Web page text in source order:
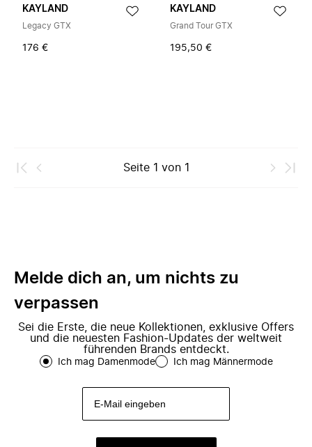
KAYLAND
Legacy GTX
176 €
KAYLAND
Grand Tour GTX
195,50 €
Seite 1 von 1
Melde dich an, um nichts zu
verpassen
Sei die Erste, die neue Kollektionen, exklusive Offers
und die neuesten Fashion-Updates der weltweit
führenden Brands entdeckt.
Ich mag Damenmode Ich mag Männermode